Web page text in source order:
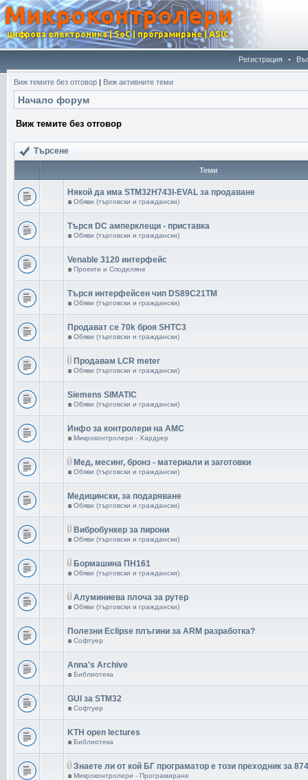
Регистрация •
Виж темите без отговор | Виж активните теми
Начало форум
Виж темите без отговор
Търсене
Теми
Някой да има STM32H743I-EVAL за продаване
в Обяви (търговски и граждански)
Търся DC амперклещи - приставка
в Обяви (търговски и граждански)
Venable 3120 интерфейс
в Проекти и Споделяне
Търся интерфейсен чип DS89C21TM
в Обяви (търговски и граждански)
Продават се 70k броя SHTC3
в Обяви (търговски и граждански)
Продавам LCR meter
в Обяви (търговски и граждански)
Siemens SIMATIC
в Обяви (търговски и граждански)
Инфо за контролери на AMC
в Микроконтролери - Хардуер
Мед, месинг, бронз - материали и заготовки
в Обяви (търговски и граждански)
Медицински, за подаряване
в Обяви (търговски и граждански)
Вибробункер за пирони
в Обяви (търговски и граждански)
Бормашина ПН161
в Обяви (търговски и граждански)
Aлуминиева плоча за рутер
в Обяви (търговски и граждански)
Полезни Eclipse плъгини за ARM разработка?
в Софтуер
Anna's Archive
в Библиотека
GUI за STM32
в Софтуер
KTH open lectures
в Библиотека
Знаете ли от кой БГ програматор е този преходник за
в Микроконтролери - Програмиране